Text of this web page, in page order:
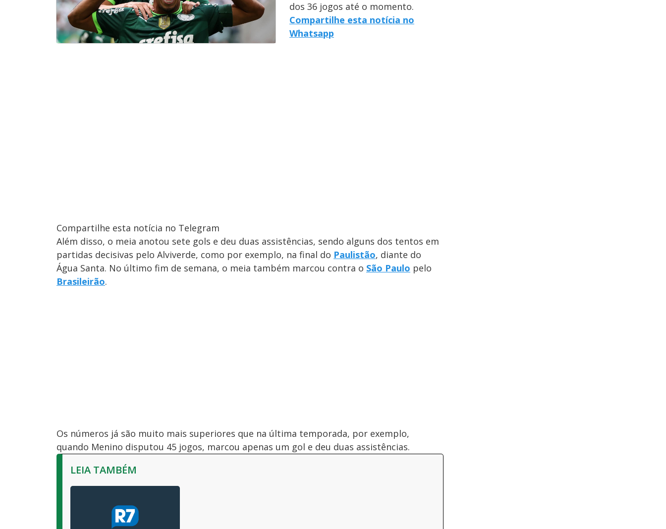
dos 36 jogos até o momento.
Compartilhe esta notícia no
Whatsapp
Compartilhe esta notícia no Telegram
Além disso, o meia anotou sete gols e deu duas assistências, sendo alguns dos tentos em
partidas decisivas pelo Alviverde, como por exemplo, na final do Paulistão, diante do
Água Santa. No último fim de semana, o meia também marcou contra o São Paulo pelo
Brasileirão.
Os números já são muito mais superiores que na última temporada, por exemplo,
quando Menino disputou 45 jogos, marcou apenas um gol e deu duas assistências.
LEIA TAMBÉM